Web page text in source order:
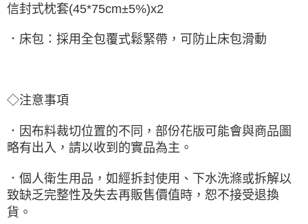
信封式枕套(45*75cm±5%)x2
．床包：採用全包覆式鬆緊帶，可防止床包滑動
◇注意事項
．因布料裁切位置的不同，部份花版可能會與商品圖
略有出入，請以收到的實品為主。
．個人衛生用品，如經拆封使用、下水洗滌或拆解以
致缺乏完整性及失去再販售價值時，恕不接受退換
貨。